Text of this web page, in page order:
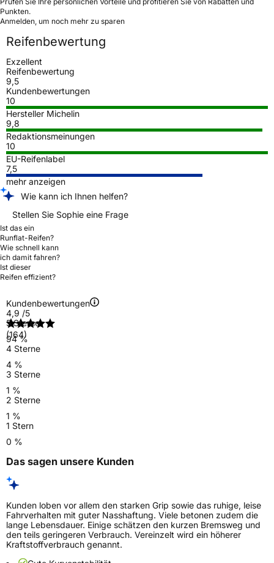
Punkten.
Anmelden, um noch mehr zu sparen
Reifenbewertung
Exzellent
Reifenbewertung
9,5
Kundenbewertungen
10
Hersteller Michelin
9,8
Redaktionsmeinungen
10
EU-Reifenlabel
7,5
mehr anzeigen
Wie kann ich Ihnen helfen?
Stellen Sie Sophie eine Frage
Ist das ein
Runflat-Reifen?
Wie schnell kann
ich damit fahren?
Ist dieser
Reifen effizient?
Kundenbewertungen
4,9 /5
(164)
5 Sterne
94 %
4 Sterne
4 %
3 Sterne
1 %
2 Sterne
1 %
1 Stern
0 %
Das sagen unsere Kunden
Kunden loben vor allem den starken Grip sowie das ruhige, leise
Fahrverhalten mit guter Nasshaftung. Viele betonen zudem die
lange Lebensdauer. Einige schätzen den kurzen Bremsweg und
den teils geringeren Verbrauch. Vereinzelt wird ein höherer
Kraftstoffverbrauch genannt.